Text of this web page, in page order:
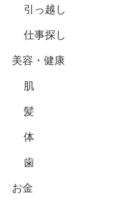
引っ越し
仕事探し
美容・健康
肌
髪
体
歯
お金